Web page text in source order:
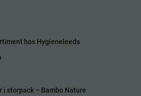
hos Hygieneleeds
storpack – Bambo Nature